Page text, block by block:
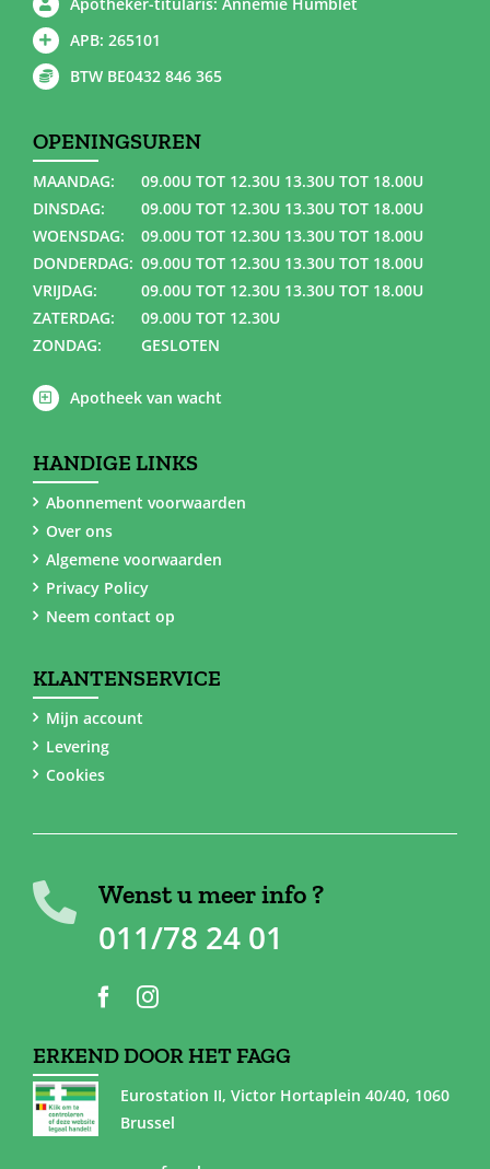
Apotheker-titularis: Annemie Humblet
APB: 265101
BTW BE0432 846 365
OPENINGSUREN
MAANDAG:
09.00U TOT 12.30U 13.30U TOT 18.00U
DINSDAG:
09.00U TOT 12.30U 13.30U TOT 18.00U
WOENSDAG:
09.00U TOT 12.30U 13.30U TOT 18.00U
DONDERDAG: 09.00U TOT 12.30U 13.30U TOT 18.00U
VRIJDAG:
09.00U TOT 12.30U 13.30U TOT 18.00U
ZATERDAG:
09.00U TOT 12.30U
ZONDAG:
GESLOTEN
Apotheek van wacht
HANDIGE LINKS
Abonnement voorwaarden
Over ons
Algemene voorwaarden
Privacy Policy
Neem contact op
KLANTENSERVICE
Mijn account
Levering
Cookies
Wenst u meer info ?
011/78 24 01
ERKEND DOOR HET FAGG
Eurostation II, Victor Hortaplein 40/40, 1060
Brussel